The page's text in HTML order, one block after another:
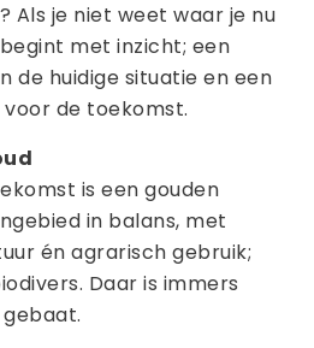
Als je niet weet waar je nu
met inzicht; een
de huidige situatie en een
de toekomst.
is een gouden
in balans, met
én agrarisch gebruik;
Daar is immers